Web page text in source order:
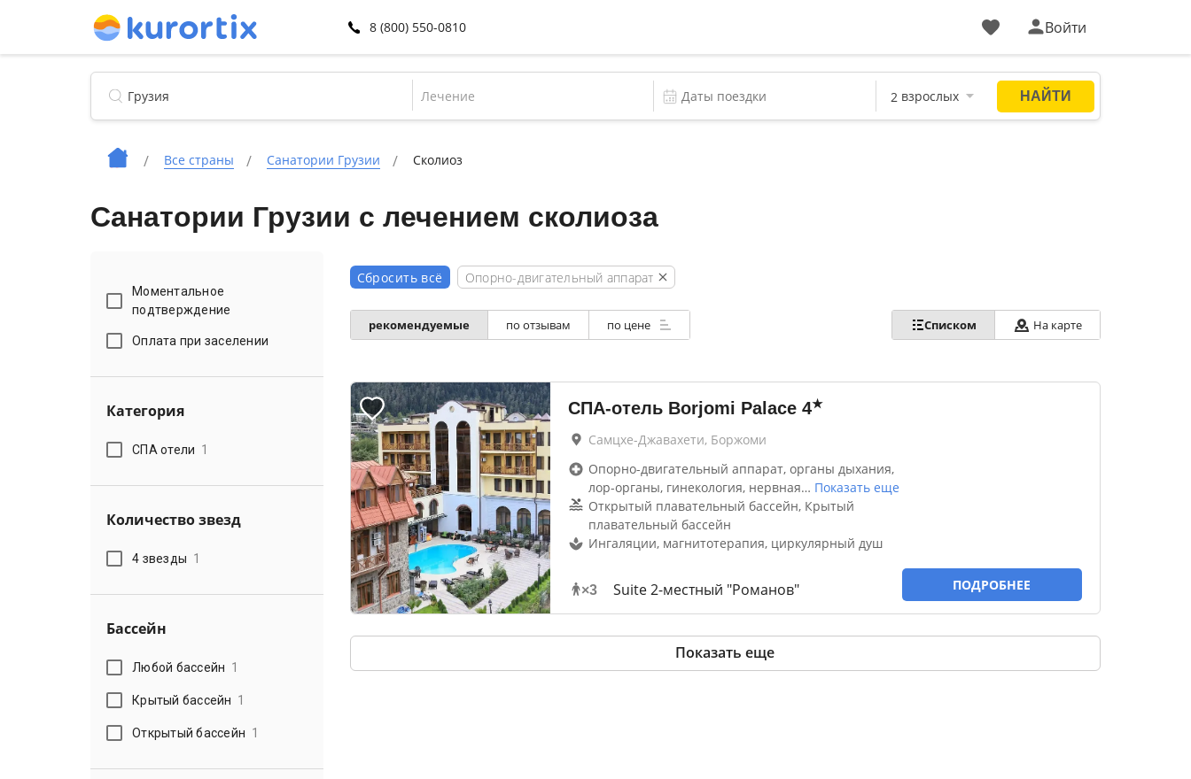
8 (800) 550-0810 Войти
Лечение
Все страны Санатории Грузии Сколиоз
Санатории Грузии с лечением сколиоза
Моментальное
подтверждение
Оплата при заселении
Категория
СПА отели 1
Количество звезд
4 звезды 1
Бассейн
Любой бассейн 1
Крытый бассейн 1
Открытый бассейн 1
Сбросить всё Опорно-двигательный аппарат
рекомендуемые по отзывам по цене Списком На карте
СПА-отель Borjomi Palace 4★
Самцхе-Джавахети, Боржоми
Опорно-двигательный аппарат, органы дыхания,
лор-органы, гинекология, нервная… Показать еще
Открытый плавательный бассейн, Крытый
плавательный бассейн
Ингаляции, магнитотерапия, циркулярный душ
×3 Suite 2-местный "Романов" ПОДРОБНЕЕ
Показать еще